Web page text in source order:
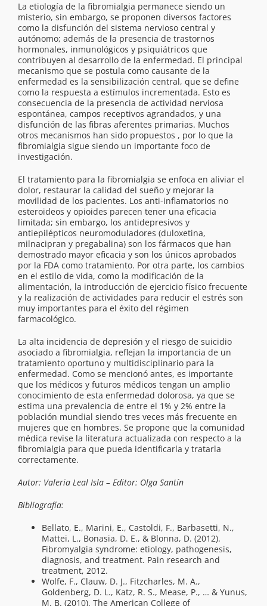
La etiología de la fibromialgia permanece siendo un
misterio, sin embargo, se proponen diversos factores
como la disfunción del sistema nervioso central y
autónomo; además de la presencia de trastornos
hormonales, inmunológicos y psiquiátricos que
contribuyen al desarrollo de la enfermedad. El principal
mecanismo que se postula como causante de la
enfermedad es la sensibilización central, que se define
como la respuesta a estímulos incrementada. Esto es
consecuencia de la presencia de actividad nerviosa
espontánea, campos receptivos agrandados, y una
disfunción de las fibras aferentes primarias. Muchos
otros mecanismos han sido propuestos , por lo que la
fibromialgia sigue siendo un importante foco de
investigación.
El tratamiento para la fibromialgia se enfoca en aliviar el
dolor, restaurar la calidad del sueño y mejorar la
movilidad de los pacientes. Los anti-inflamatorios no
esteroideos y opioides parecen tener una eficacia
limitada; sin embargo, los antidepresivos y
antiepilépticos neuromoduladores (duloxetina,
milnacipran y pregabalina) son los fármacos que han
demostrado mayor eficacia y son los únicos aprobados
por la FDA como tratamiento. Por otra parte, los cambios
en el estilo de vida, como la modificación de la
alimentación, la introducción de ejercicio físico frecuente
y la realización de actividades para reducir el estrés son
muy importantes para el éxito del régimen
farmacológico.
La alta incidencia de depresión y el riesgo de suicidio
asociado a fibromialgia, reflejan la importancia de un
tratamiento oportuno y multidisciplinario para la
enfermedad. Como se mencionó antes, es importante
que los médicos y futuros médicos tengan un amplio
conocimiento de esta enfermedad dolorosa, ya que se
estima una prevalencia de entre el 1% y 2% entre la
población mundial siendo tres veces más frecuente en
mujeres que en hombres. Se propone que la comunidad
médica revise la literatura actualizada con respecto a la
fibromialgia para que pueda identificarla y tratarla
correctamente.
Autor: Valeria Leal Isla – Editor: Olga Santín
Bibliografía:
Bellato, E., Marini, E., Castoldi, F., Barbasetti, N.,
Mattei, L., Bonasia, D. E., & Blonna, D. (2012).
Fibromyalgia syndrome: etiology, pathogenesis,
diagnosis, and treatment. Pain research and
treatment, 2012.
Wolfe, F., Clauw, D. J., Fitzcharles, M. A.,
Goldenberg, D. L., Katz, R. S., Mease, P., … & Yunus,
M. B. (2010). The American College of